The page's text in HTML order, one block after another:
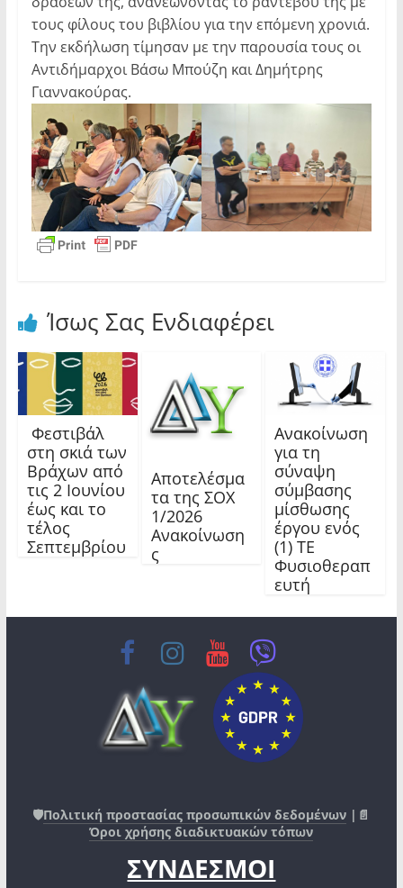
τους φίλους του βιβλίου για την επόμενη χρονιά.
Την εκδήλωση τίμησαν με την παρουσία τους οι
Αντιδήμαρχοι Βάσω Μπούζη και Δημήτρης
Γιαννακούρας.
Ίσως Σας Ενδιαφέρει
Φεστιβάλ
στη σκιά των
Βράχων από
τις 2 Ιουνίου
έως και το
τέλος
Σεπτεμβρίου
Αποτελέσμα
τα της ΣΟΧ
1/2026
Ανακοίνωση
ς
Ανακοίνωση
για τη
σύναψη
σύμβασης
μίσθωσης
έργου ενός
(1) ΤΕ
Φυσιοθεραπ
ευτή
🛡️Πολιτική προστασίας προσωπικών δεδομένων |📄
Όροι χρήσης διαδικτυακών τόπων
ΣΥΝΔΕΣΜΟΙ